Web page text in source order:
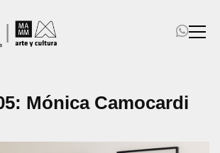
|
Diseño
Mónica Camocardi